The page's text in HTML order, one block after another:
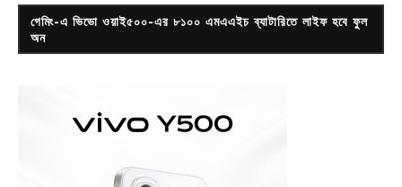
গেমিং-এ ভিভো ওয়াই৫০০-এর ৮১০০ এমএএইচ ব্যাটারিতে লাইফ হবে ফুল
অন